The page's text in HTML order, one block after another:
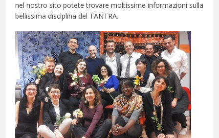
nel nostro sito potete trovare moltissime informazioni sulla
bellissima disciplina del TANTRA.